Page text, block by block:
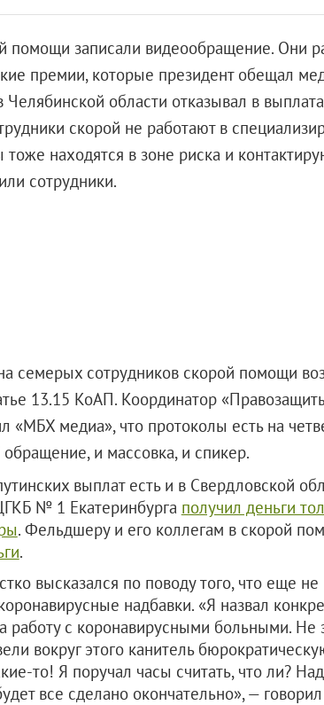
помощи записали видеообращение. Они
премии, которые президент обещал
области отказывал в
скорой не работают в
находятся в зоне риска и
сотрудники.
семерых сотрудников скорой помощи
13.15 КоАП. Координатор
медиа», что протоколы есть на
и массовка, и спикер.
выплат есть и в Свердловской
№ 1 Екатеринбурга получил деньги
. Фельдшеру и его коллегам в скорой
.
высказался по поводу того, что еще не
надбавки. «Я назвал
работу с коронавирусными больными. Не
вокруг этого канитель
то! Я поручал часы считать, что ли?
все сделано окончательно», —